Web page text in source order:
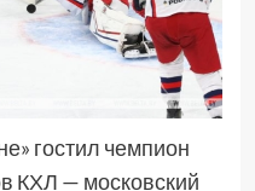
гостил чемпион
КХЛ — московский